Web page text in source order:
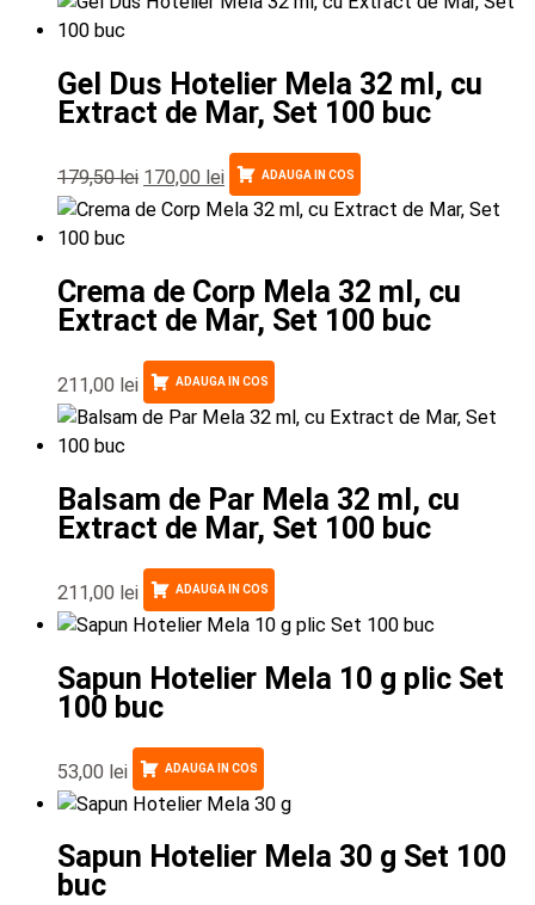
Gel Dus Hotelier Mela 32 ml, cu
Extract de Mar, Set 100 buc
179,50lei 170,00 lei ADAUGA IN COS
Crema de Corp Mela 32 ml, cu
Extract de Mar, Set 100 buc
211,00 lei ADAUGA IN COS
Balsam de Par Mela 32 ml, cu
Extract de Mar, Set 100 buc
211,00 lei ADAUGA IN COS
Sapun Hotelier Mela 10 g plic Set
100 buc
53,00 lei ADAUGA IN COS
Sapun Hotelier Mela 30 g Set 100
buc